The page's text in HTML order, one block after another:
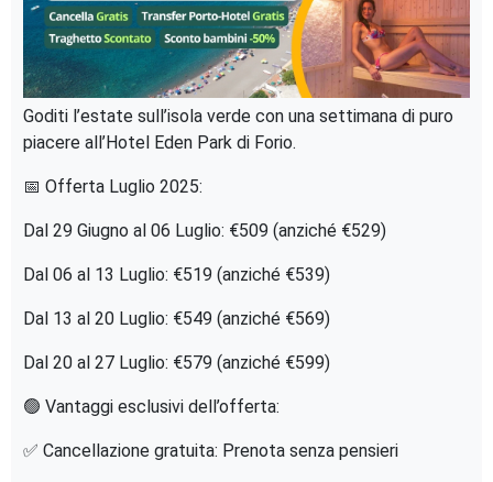
Goditi l’estate sull’isola verde con una settimana di puro
piacere all’Hotel Eden Park di Forio.
📅 Offerta Luglio 2025:
Dal 29 Giugno al 06 Luglio: €509 (anziché €529)
Dal 06 al 13 Luglio: €519 (anziché €539)
Dal 13 al 20 Luglio: €549 (anziché €569)
Dal 20 al 27 Luglio: €579 (anziché €599)
🟢 Vantaggi esclusivi dell’offerta:
✅ Cancellazione gratuita: Prenota senza pensieri